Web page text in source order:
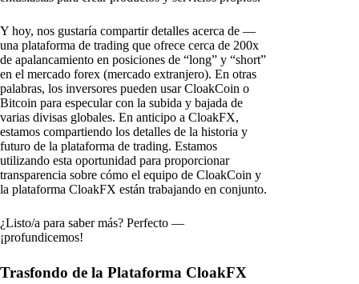
Y hoy, nos gustaría compartir detalles acerca de —
una plataforma de trading que ofrece cerca de 200x
de apalancamiento en posiciones de “long” y “short”
en el mercado forex (mercado extranjero). En otras
palabras, los inversores pueden usar CloakCoin o
Bitcoin para especular con la subida y bajada de
varias divisas globales. En anticipo a CloakFX,
estamos compartiendo los detalles de la historia y
futuro de la plataforma de trading. Estamos
utilizando esta oportunidad para proporcionar
transparencia sobre cómo el equipo de CloakCoin y
la plataforma CloakFX están trabajando en conjunto.
¿Listo/a para saber más? Perfecto —
¡profundicemos!
Trasfondo de la Plataforma CloakFX